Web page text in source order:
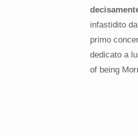
infastidito
primo
dedicato a
of being